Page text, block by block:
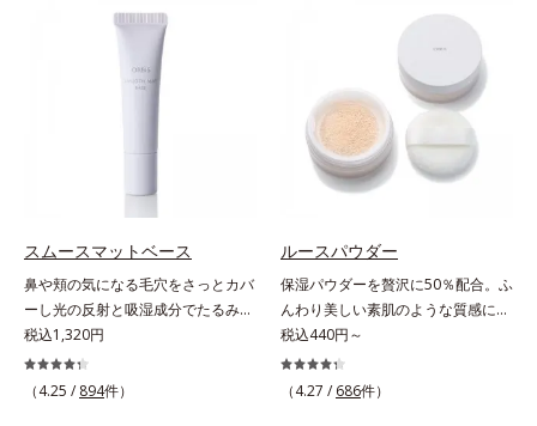
上からササッとUVカットとお直し
が同時にできるお役立ちアイテムで
す。毛穴や色ムラをカバーしながら
も、素肌のような透明美肌を叶える
ールをかけるようにカバー。さらに
板状粉体が光を反射して、すっぴん
出します。また、皮脂を吸着する
「あぶらとりパウダー(*3)」を配合
し、くずれ＆テカリを防いでサラサ
ラ肌が長時間続きます。パウダータ
イプながら、SPF50+・PA++++。パ
ウダーならではの軽いつけごこち
る小ジワをカバーしてハリ肌に整え
る高機能化粧下地毛穴や小ジワの凹
凸をつるんとなめらかに(*1)。スキ
ンケア発想の化粧下地です。保湿成
分が肌全層(*2)に働きかけて、肌の
うるおいをグンとアップ＆リッチな
クリームのようにぴたっと密着。乾
燥による小ジワを目立たなく(*1)
す。むやみに隠すのではなくふわり
アのW効果で軽やかな美肌を印象づ
けます。紫外線吸収剤フリーなのに
高SPF値、さらにスキンプロテクト
複合成分(*3)が、ブルーライト、紫
外線、大気中の微粒子汚れなどの外
スムースマットベース
鼻や頬の気になる毛穴をさっとカバ
ーし光の反射と吸湿成分でたるみ毛
穴もふんわり一掃。肌になじむクリ
ーム状の部分用化粧下地。小鼻や頬
の気になる毛穴にさっと塗るだけ
税込1,320円
（4.25 / 894件）
ルースパウダー
保湿パウダーを贅沢に50％配合。ふ
んわり美しい素肌のような質感にな
りながらもうるおいとツヤを叶える
フェイスパウダー。朝の仕上がりの
クオリティが全然違う！ まるで美
税込440円～
（4.27 / 686件）